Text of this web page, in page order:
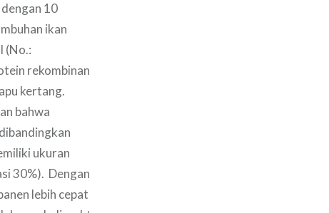
10
ikan
(No.:
rekombinan
kertang.
bahwa
ukuran
30%). Dengan
lebih cepat